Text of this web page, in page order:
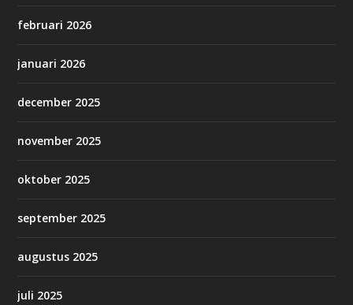
februari 2026
januari 2026
december 2025
november 2025
oktober 2025
september 2025
augustus 2025
juli 2025